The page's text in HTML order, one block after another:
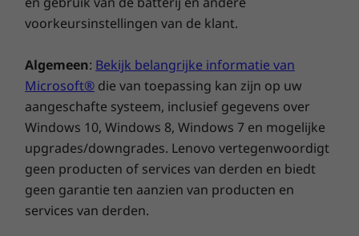
Dat is al één zorg minder
Smart USB Protection. Hiermee kun je bepalen
welke USB-apparaten toegang hebben tot de
pc, terwijl je voorkomt dat malware via de USB-
poorten het systeem of het netwerk
binnendringt. Daarnaast worden je gegevens
versleuteld via de Trusted Platform Module
(TPM) en zorgt een Kensington-slot voor de
fysieke beveiliging van de M720 Tiny.
voorkeursinstellingen van de klant.
Algemeen: Bekijk belangrijke informatie van
Microsoft® die van toepassing kan zijn op uw
aangeschafte systeem, inclusief gegevens over
Windows 10, Windows 8, Windows 7 en mogelijke
upgrades/downgrades. Lenovo vertegenwoordigt
geen producten of services van derden en biedt
geen garantie ten aanzien van producten en
services van derden.